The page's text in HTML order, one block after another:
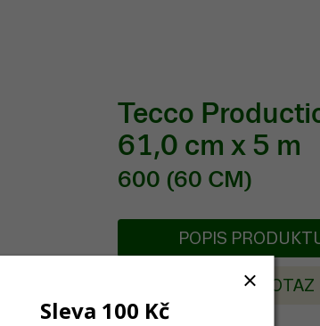
Tecco
61,0 cm x 5 m
600 (60 CM)
POPIS
POSLAT DOTAZ
Sleva 100 Kč